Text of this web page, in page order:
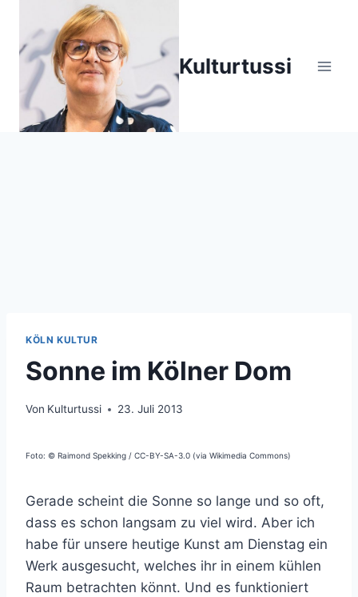
Inhalt
springen
Kulturtussi
KÖLN KULTUR
Sonne im Kölner Dom
Von Kulturtussi 23. Juli 2013
Foto: © Raimond Spekking / CC-BY-SA-3.0 (via Wikimedia Commons)
Gerade scheint die Sonne so lange und so oft,
dass es schon langsam zu viel wird. Aber ich
habe für unsere heutige Kunst am Dienstag ein
Werk ausgesucht, welches ihr in einem kühlen
Raum betrachten könnt. Und es funktioniert